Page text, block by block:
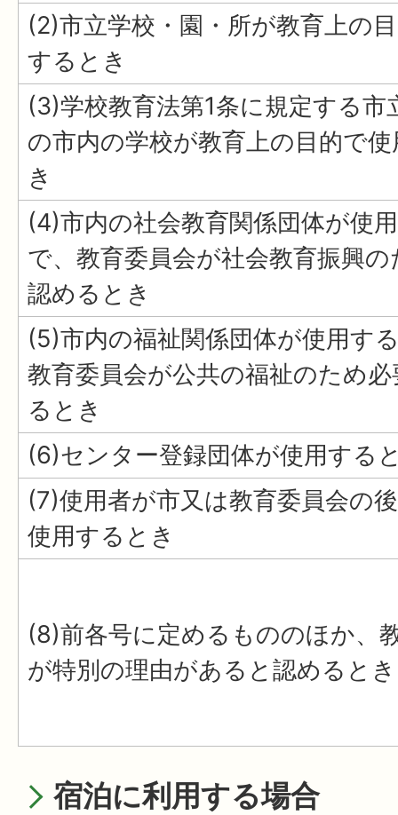
(2)市立学校・園・所が教育上の
するとき
(3)学校教育法第1条に規定する市
の市内の学校が教育上の目的で
き
(4)市内の社会教育関係団体が使
で、教育委員会が社会教育振興
認めるとき
(5)市内の福祉関係団体が使用す
教育委員会が公共の福祉のため
るとき
(6)センター登録団体が使用する
(7)使用者が市又は教育委員会の
使用するとき
(8)前各号に定めるもののほか、
が特別の理由があると認めるとき
宿泊に利用する場合